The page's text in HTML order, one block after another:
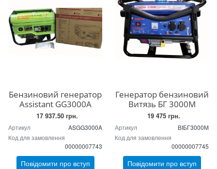
Бензиновий генератор
Assistant GG3000A
17 937.50 грн.
Артикул
ASGG3000A
Код для замовлення
00000007743
Повідомити про вступ
Генератор бензиновий
Витязь БГ 3000М
19 475 грн.
Артикул
ВІБГ3000М
Код для замовлення
00000007745
Повідомити про вступ